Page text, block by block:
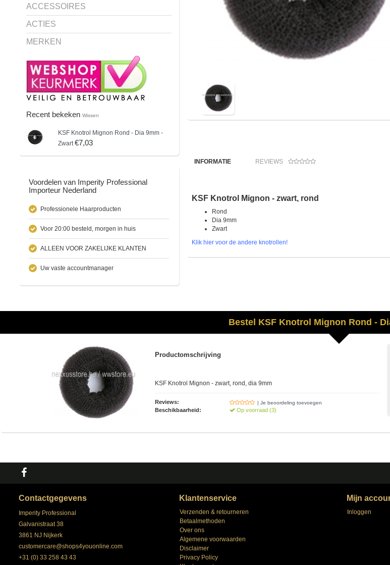
ACCESSOIRES
ACTIES
MERKEN
Recent bekeken Wissen
KSFKnotrol Mignon Rond - Dia 9mm -
Zwart €7,03
Voordelen van Imperity Professional
Importeur Nederland
Professionele Haarproducten
Voor 20:00 besteld, morgen in huis
ALLEEN VOOR ZAKELIJKE KLANTEN
Uw vaste accountmanager
INFORMATIE REVIEWS
KSF Knotrol Mignon - zwart, rond
Rond
Dia 9mm
Zwart
Klik hier voor de andere knotrollen!
Bestel KSF Knotrol Mignon Rond -
Productomschrijving
KSF Knotrol Mignon - zwart, rond, dia 9mm
Reviews: | Je beoordeling toevoegen
Beschikbaarheid: Op voorraad (3)
Contactgegevens
Imperity Professional
Galvanistraat 38
3861 NJ Nijkerk
customercare@shops4youonline.com
+31 (0) 33 258 43 43
Klantenservice
Verzenden & retourneren
Betaalmethoden
Over ons
Algemene voorwaarden
Disclaimer
Privacy Policy
Mijn
Inloggen